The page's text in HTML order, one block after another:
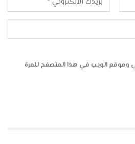
وموقع الويب في هذا المتصفح للمرة